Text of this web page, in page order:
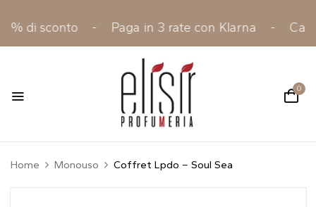
di sconto - Paga in 3 rate con Klarna -
0
Home Monouso Coffret Lpdo – Soul Sea